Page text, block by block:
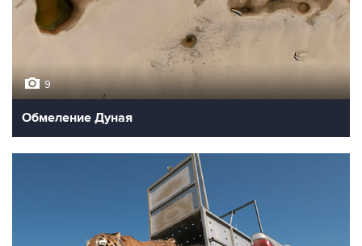
9
Обмеление Дуная